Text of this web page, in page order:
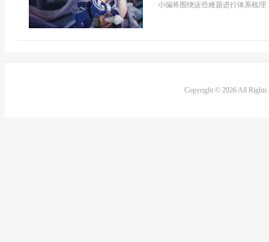
小编将围绕这些难题进行体系梳
Copyright © 2026 All